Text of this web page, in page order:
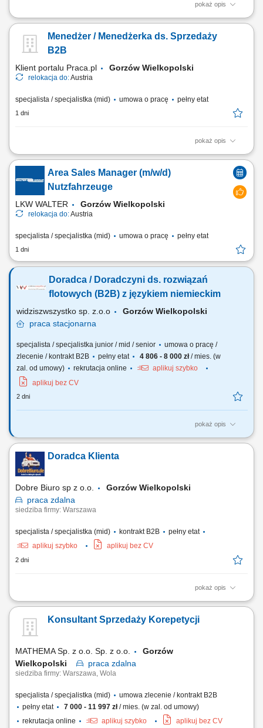
pokaż opis
Opis stanowiska: Prowadzenie telefonicznych rozmów z klientami
przygotowywanie ofert dopasowanych do potrzeb klientów.
Finalizowanie sprzedaży i zawieranie umów. Monitorowanie płatności
Menedżer / Menedżerka ds. Sprzedaży
B2B
Klient portalu Praca.pl Gorzów Wielkopolski
relokacja do:Austria
specjalista / specjalistka (mid) umowa o pracę pełny etat
1 dni
pokaż opis
Sprzedaż szerokiej gamy nowych i używanych pojazdów użytkowych
(ciągniki siodłowe, naczepy) bez ograniczeń co do marki; Kompleksowe
doradztwo dla klientów B2B w zakresie zarządzania flotą oraz
finansowania; Aktywne rozwijanie i pozyskiwanie nowych rynków
sprzedażowych; Współpraca z...
Area Sales Manager (m/w/d)
Nutzfahrzeuge
LKW WALTER Gorzów Wielkopolski
relokacja do:Austria
specjalista / specjalistka (mid) umowa o pracę pełny etat
1 dni
Doradca / Doradczyni ds. rozwiązań
flotowych (B2B) z językiem niemieckim
widziszwszystko sp. z.o.o
Gorzów Wielkopolski
praca stacjonarna
specjalista / specjalistka junior / mid / senior
umowa o pracę /
zlecenie / kontrakt B2B
pełny etat 4 806 - 8 000 zł/ mies. (w
zal. od umowy)
rekrutacja online
aplikuj szybko
aplikuj bez CV
2 dni
pokaż opis
Opis stanowiska Poszukujemy osoby nastawionej na realizację celów
nowych klientów B2B oraz budowanie własnej bazy kontaktów. Do
zadań należeć będzie m.in. pozyskiwanie nowych klientów
Doradca Klienta
Dobre Biuro sp z o.o.
Gorzów Wielkopolski
praca zdalna
siedziba firmy: Warszawa
specjalista / specjalistka (mid) kontrakt B2B
pełny etat
aplikuj szybko
aplikuj bez CV
2 dni
pokaż opis
Twój zakres obowiązków: Telefoniczna obsługa klientów polskich;
nami na rozmowy przez naszą stronę www; zawieranie umów z
klientami na realizację naszych usług; nadzorowanie płatności;
Konsultant Sprzedaży Korepetycji
MATHEMA Sp. z o.o. Sp. z o.o.
Gorzów
Wielkopolski
praca zdalna
siedziba firmy: Warszawa, Wola
specjalista / specjalistka (mid)
umowa zlecenie / kontrakt B2B
pełny etat
7 000 - 11 997 zł/ mies. (w zal. od umowy)
rekrutacja online
aplikuj szybko aplikuj bez CV